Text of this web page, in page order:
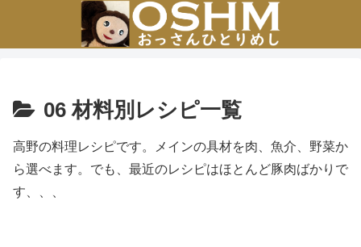
06 材料別レシピ一覧
高野の料理レシピです。メインの具材を肉、魚介、野菜か
ら選べます。でも、最近のレシピはほとんど豚肉ばかりで
す、、、